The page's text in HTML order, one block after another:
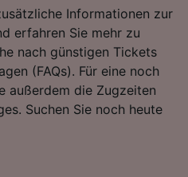
Informationen zur
erfahren Sie mehr zu
nach günstigen Tickets
(FAQs). Für eine noch
außerdem die Zugzeiten
Suchen Sie noch heute
Präferenzen
signalisiert und
Surfdaten. Ihre
Tracking-Zwecke
gebeten haben, Ihr
verfolgen.
verarbeiten Daten, um